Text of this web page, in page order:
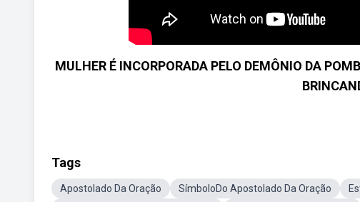
MULHER É INCORPORADA PELO DEMÔNIO DA
Tags
Apostolado Da Oração SímboloDo Apostolado Da Oração